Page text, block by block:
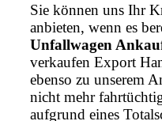
Sie können uns Ihr
anbieten, wenn es
Unfallwagen
verkaufen Export
ebenso zu unserem
nicht mehr
aufgrund eines